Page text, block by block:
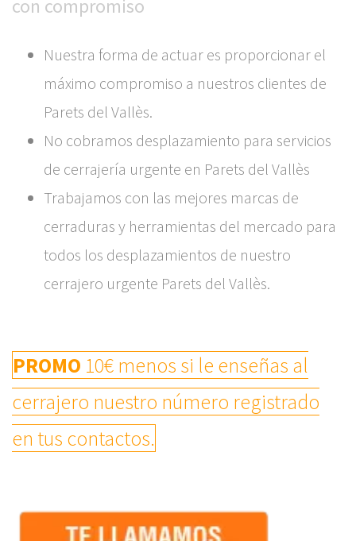
con compromiso
Nuestra forma de actuar es proporcionar el
máximo compromiso a nuestros clientes de
Parets del Vallès.
No cobramos desplazamiento para servicios
de cerrajería urgente en Parets del Vallès
Trabajamos con las mejores marcas de
cerraduras y herramientas del mercado para
todos los desplazamientos de nuestro
cerrajero urgente Parets del Vallès.
PROMO 10€ menos si le enseñas al
cerrajero nuestro número registrado
en tus contactos.